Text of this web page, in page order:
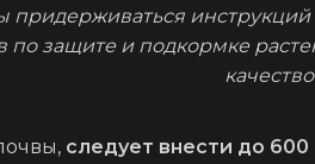
придерживаться
по защите и подкормке
следует внести до